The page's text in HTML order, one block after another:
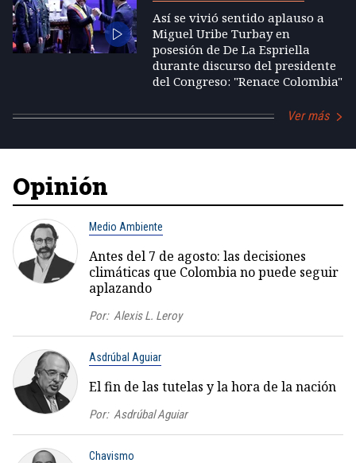
Así se vivió sentido aplauso a
Miguel Uribe Turbay en
posesión de De La Espriella
durante discurso del presidente
del Congreso: "Renace Colombia"
Ver más
Opinión
Medio Ambiente
Antes del 7 de agosto: las decisiones
climáticas que Colombia no puede seguir
aplazando
Por: Alexis L. Leroy
Asdrúbal Aguiar
El fin de las tutelas y la hora de la nación
Por: Asdrúbal Aguiar
Chavismo